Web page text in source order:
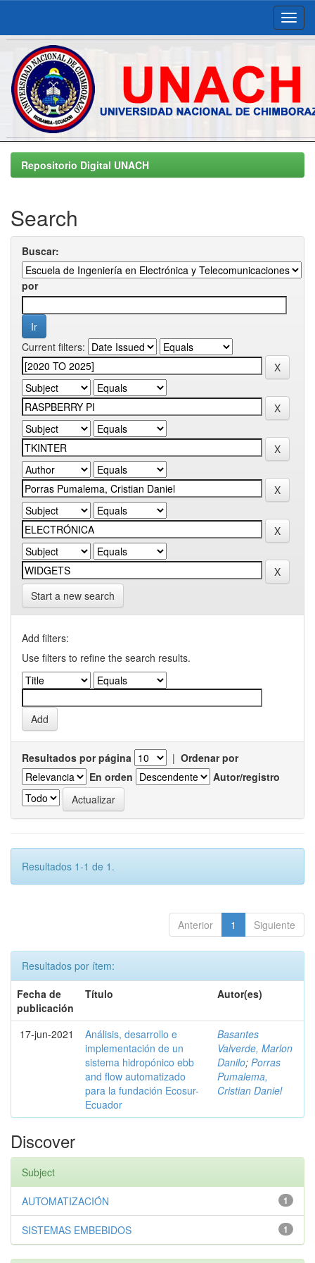
Skip
navigationRepositorio Digital UNACH
Search
Buscar:
por
Current filters:
Start a new search
Add filters:
Use filters to refine the search results.
Resultados por página | Ordenar por
En orden
Autor/registro
Resultados 1-1 de 1.
Anterior 1 Siguiente
Resultados por ítem:
Fecha de
publicación
Título Autor(es)
17-jun-2021
Análisis, desarrollo e
implementación de un
sistema hidropónico ebb
and flow automatizado
para la fundación Ecosur-
Ecuador
Basantes
Valverde, Marlon
Danilo; Porras
Pumalema,
Cristian Daniel
Discover
Subject
1
AUTOMATIZACIÓN
1
SISTEMAS EMBEBIDOS